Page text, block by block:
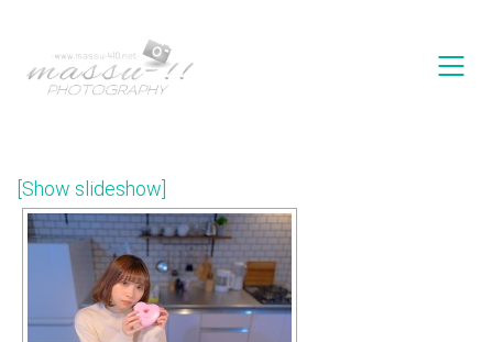
[Show slideshow]